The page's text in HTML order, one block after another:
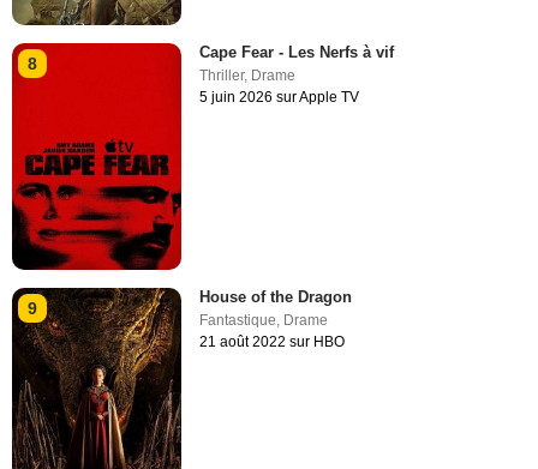
8
Cape Fear - Les Nerfs à vif
Thriller, Drame
5 juin 2026 sur Apple TV
9
House of the Dragon
Fantastique Drame
21 août 2022 sur HBO